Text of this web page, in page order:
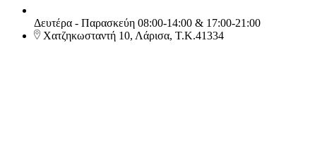
Δευτέρα - Παρασκεύη 08:00-14:00 & 17:00-21:00
Χατζηκωσταντή 10, Λάρισα, Τ.Κ.41334